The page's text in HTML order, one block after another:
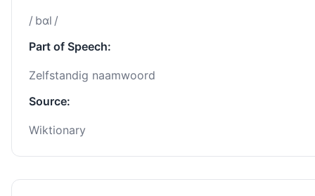
/ bɑl /
Part of Speech:
Zelfstandig naamwoord
Source:
Wiktionary